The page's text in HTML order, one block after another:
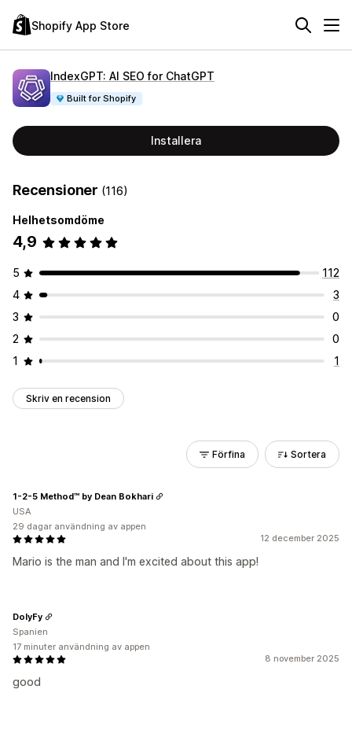
Shopify App Store
IndexGPT: AI SEO for ChatGPT
Built for Shopify
Installera
Recensioner (116)
Helhetsomdöme
4,9
5
112
4
3
3
0
2
0
1
1
Skriv en recension
Förfina Sortera
12 december 2025
Mario is the man and I'm excited about this app!
1-2-5 Method™ by Dean Bokhari
USA
29 dagar användning av appen
8 november 2025
good
DolyFy
Spanien
17 minuter användning av appen